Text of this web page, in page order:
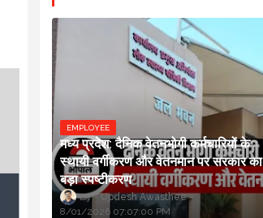
EMPLOYEE
मध्य प्रदेश: दैनिक वेतनभोगी कर्मचारियों के
स्थायी वर्गीकरण और वेतनमान पर सरकार का
बड़ा स्पष्टीकरण
Updesh Awasthee
8/01/2026 07:07:00 PM